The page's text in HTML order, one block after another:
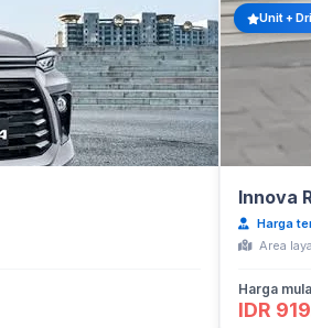
Unit +
Innova
Harga
Area
Harga
IDR